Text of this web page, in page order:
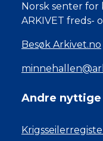
Norsk senter for
ARKIVET freds-
Besøk Arkivet.no
Andre